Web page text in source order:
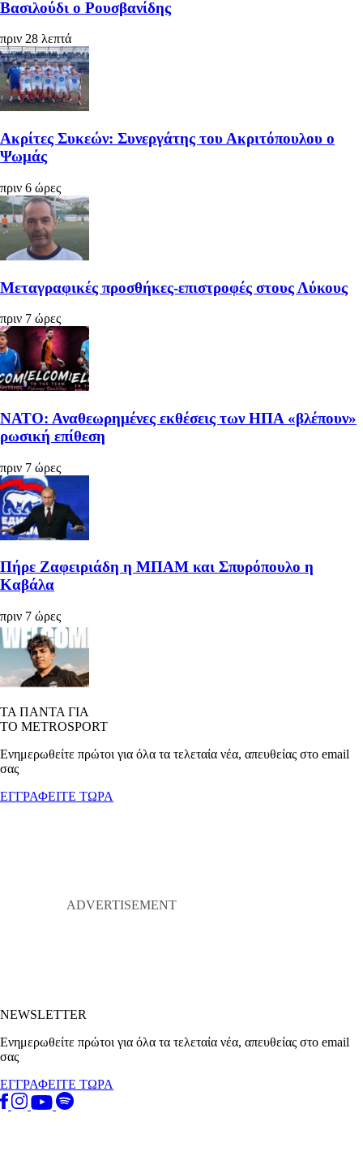
Βασιλούδι ο Ρουσβανίδης
πριν 28 λεπτά
Ακρίτες Συκεών: Συνεργάτης του Ακριτόπουλου ο
Ψωμάς
πριν 6 ώρες
Μεταγραφικές προσθήκες-επιστροφές στους Λύκους
πριν 7 ώρες
ΝΑΤΟ: Αναθεωρημένες εκθέσεις των ΗΠΑ «βλέπουν»
ρωσική επίθεση
πριν 7 ώρες
Πήρε Ζαφειριάδη η ΜΠΑΜ και Σπυρόπουλο η
Καβάλα
πριν 7 ώρες
ΤΑ ΠΑΝΤΑ ΓΙΑ
ΤΟ METROSPORT
Ενημερωθείτε πρώτοι για όλα τα τελεταία νέα, απευθείας στο email
σας
ΕΓΓΡΑΦΕΙΤΕ ΤΩΡΑ
NEWSLETTER
Ενημερωθείτε πρώτοι για όλα τα τελεταία νέα, απευθείας στο email
σας
ΕΓΓΡΑΦΕΙΤΕ ΤΩΡΑ